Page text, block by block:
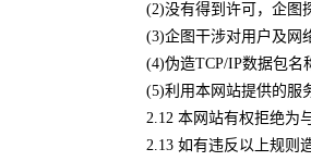
(2)没有得到许可，企图
(3)企图干涉对用户及网
(4)伪造TCP/IP数据包名
(5)利用本网站提供的服
2.12 本网站有权拒绝为
2.13 如有违反以上规则